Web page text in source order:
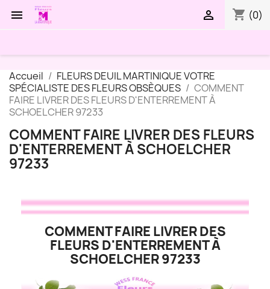
 shopping_cart (0)

Accueil
FLEURS DEUIL MARTINIQUE VOTRE
SPÉCIALISTE DES FLEURS OBSÈQUES
COMMENT
FAIRE LIVRER DES FLEURS D'ENTERREMENT À
SCHOELCHER 97233
COMMENT FAIRE LIVRER DES FLEURS
D'ENTERREMENT À SCHOELCHER
97233
COMMENT FAIRE LIVRER DES
FLEURS D'ENTERREMENT À
SCHOELCHER 97233